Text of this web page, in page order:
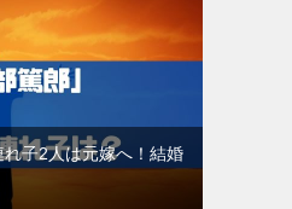
子2人は元嫁へ！結婚